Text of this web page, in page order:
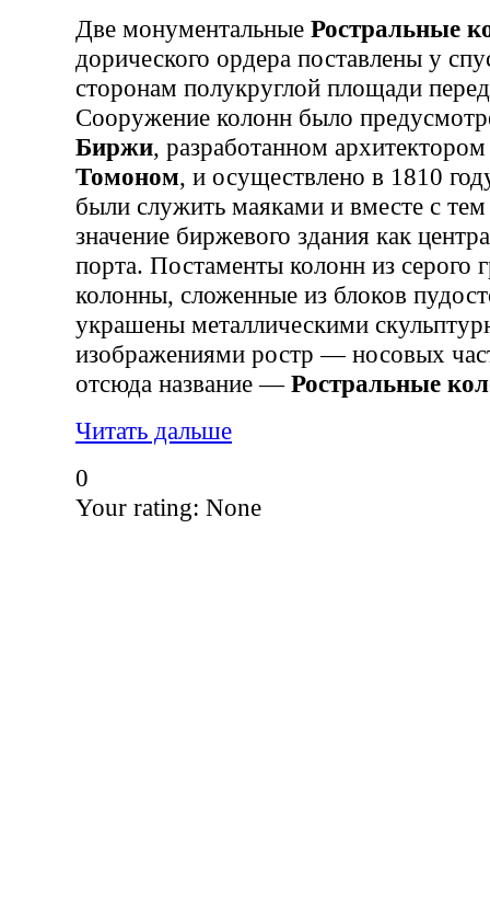
Две монументальные Ростральные
дорического ордера поставлены у
сторонам полукруглой площади
Сооружение колонн было
Биржи, разработанном
Томоном, и осуществлено в 1810
были служить маяками и вместе с тем
значение биржевого здания как
порта. Постаменты колонн из серого
колонны, сложенные из блоков
украшены металлическими
изображениями ростр — носовых
отсюда название —Ростральные
Читать дальше
0
Your rating: None